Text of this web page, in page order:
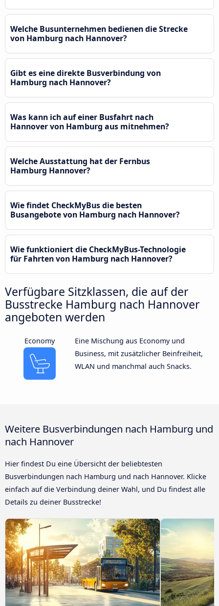
Welche Busunternehmen bedienen die Strecke
von Hamburg nach Hannover?
Gibt es eine direkte Busverbindung von
Hamburg nach Hannover?
Was kann ich auf einer Busfahrt nach
Hannover von Hamburg aus mitnehmen?
Welche Ausstattung hat der Fernbus
Hamburg Hannover?
Wie findet CheckMyBus die besten
Busangebote von Hamburg nach Hannover?
Wie funktioniert die CheckMyBus-Technologie
für Fahrten von Hamburg nach Hannover?
Verfügbare Sitzklassen, die auf der
Busstrecke Hamburg nach Hannover
angeboten werden
Economy
Eine Mischung aus Economy und
Business, mit zusätzlicher Beinfreiheit,
WLAN und manchmal auch Snacks.
Weitere Busverbindungen nach Hamburg und
nach Hannover
Hier findest Du eine Übersicht der beliebtesten
Busverbindungen nach Hamburg und nach Hannover. Klicke
einfach auf die Verbindung deiner Wahl, und Du findest alle
Details zu deiner Busstrecke!